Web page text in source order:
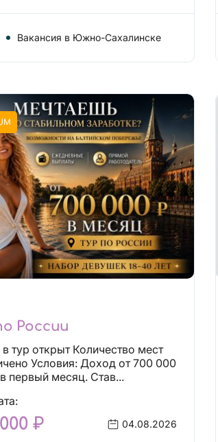
Вакансия в Южно-Сахалинске
России
Количество мест
от 700 000
₽ уже в первый месяц. Став...
₽ 04.08.2026